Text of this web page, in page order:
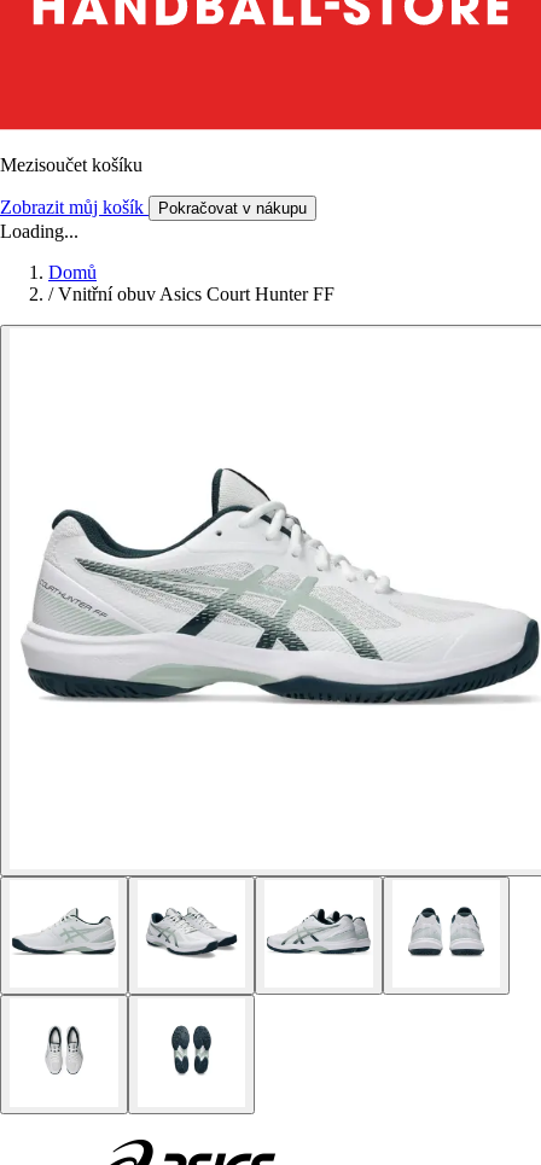
Mezisoučet košíku
Zobrazit můj košík Pokračovat v nákupu
Loading...
Domů
/ Vnitřní obuv Asics Court Hunter FF